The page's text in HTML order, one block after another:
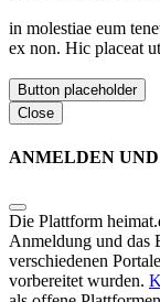
in molestiae eum
ex non. Hic placeat
Button placeholder
Close
ANMELDEN UND
Die Plattform
Anmeldung und das
verschiedenen
vorbereitet wurden.